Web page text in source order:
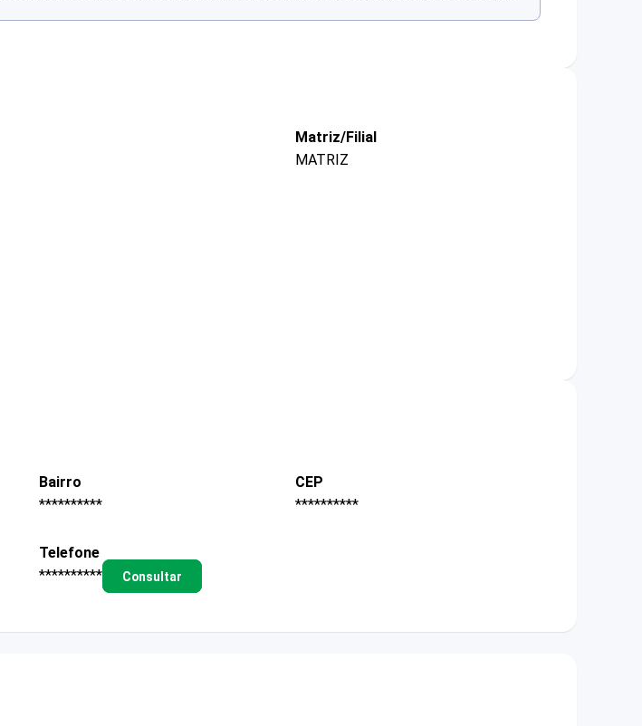
Matriz/Filial
MATRIZ
Bairro
**********
CEP
**********
Telefone
**********
Consultar